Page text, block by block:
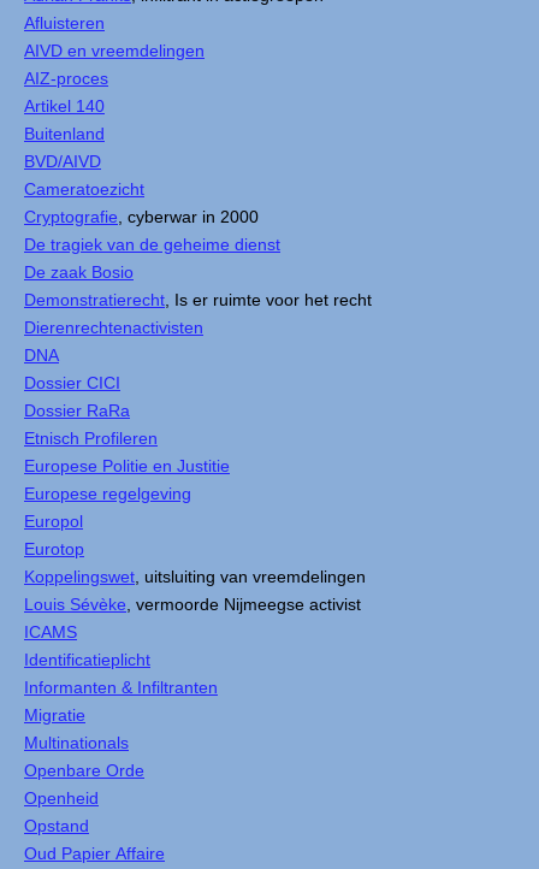
Afluisteren
AIVD en vreemdelingen
AIZ-proces
Artikel 140
Buitenland
BVD/AIVD
Cameratoezicht
Cryptografie , cyberwar in 2000
De tragiek van de geheime dienst
De zaak Bosio
Demonstratierecht , Is er ruimte voor het recht
Dierenrechtenactivisten
DNA
Dossier CICI
Dossier RaRa
Etnisch Profileren
Europese Politie en Justitie
Europese regelgeving
Europol
Eurotop
Koppelingswet , uitsluiting van vreemdelingen
Louis Sévèke , vermoorde Nijmeegse activist
ICAMS
Identificatieplicht
Informanten & Infiltranten
Migratie
Multinationals
Openbare Orde
Openheid
Opstand
Oud Papier Affaire